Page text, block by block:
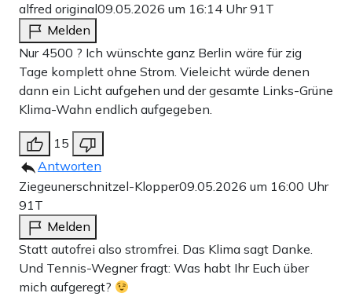
alfred original09.05.2026 um 16:14 Uhr91T
Melden
Nur 4500 ? Ich wünschte ganz Berlin wäre für zig
Tage komplett ohne Strom. Vieleicht würde denen
dann ein Licht aufgehen und der gesamte Links-Grüne
Klima-Wahn endlich aufgegeben.
15
Antworten
Ziegeunerschnitzel-Klopper09.05.2026 um 16:00 Uhr
91T
Melden
Statt autofrei also stromfrei. Das Klima sagt Danke.
Und Tennis-Wegner fragt: Was habt Ihr Euch über
mich aufgeregt?